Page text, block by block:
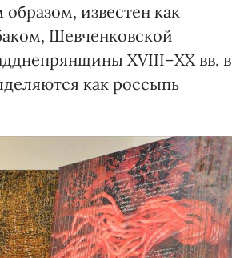
известен как
Шевченковской
ХVIII–ХХ вв. в
как россыпь